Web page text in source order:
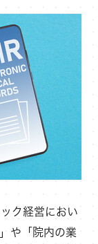
ク経営におい
や「院内の業